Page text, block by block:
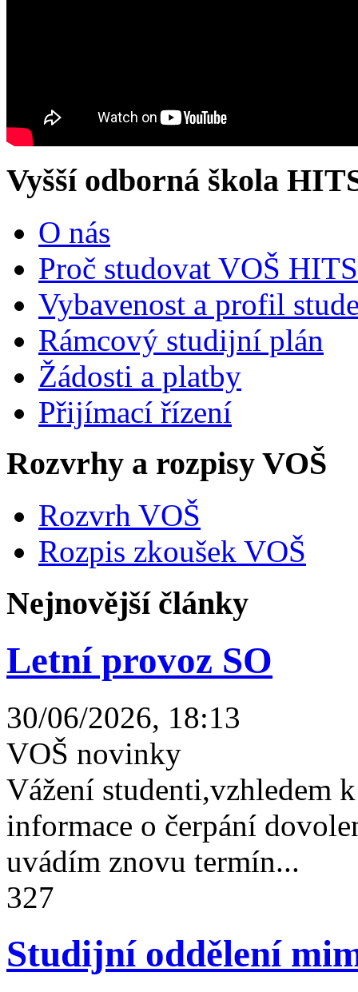
Vyšší odborná škola
O nás
Proč studovat VOŠ HITS
Vybavenost a profil
Rámcový studijní plán
Žádosti a platby
Přijímací řízení
Rozvrhy a rozpisy VOŠ
Rozvrh VOŠ
Rozpis zkoušek VOŠ
Nejnovější články
Letní provoz SO
30/06/2026, 18:13
VOŠ novinky
Vážení studenti,vzhledem
informace o čerpání
uvádím znovu termín...
327
Studijní oddělení